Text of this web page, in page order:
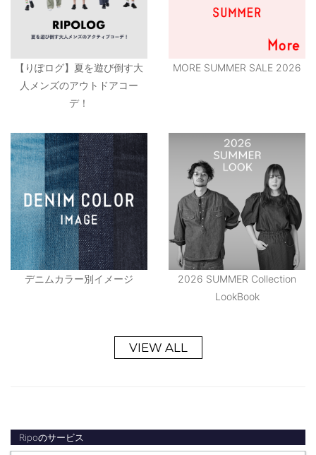
【りぽログ】夏を遊び倒す大
人メンズのアウトドアコー
デ！
MORE SUMMER SALE 2026
デニムカラー別イメージ
2026 SUMMER Collection
LookBook
VIEW ALL
Ripoのサービス